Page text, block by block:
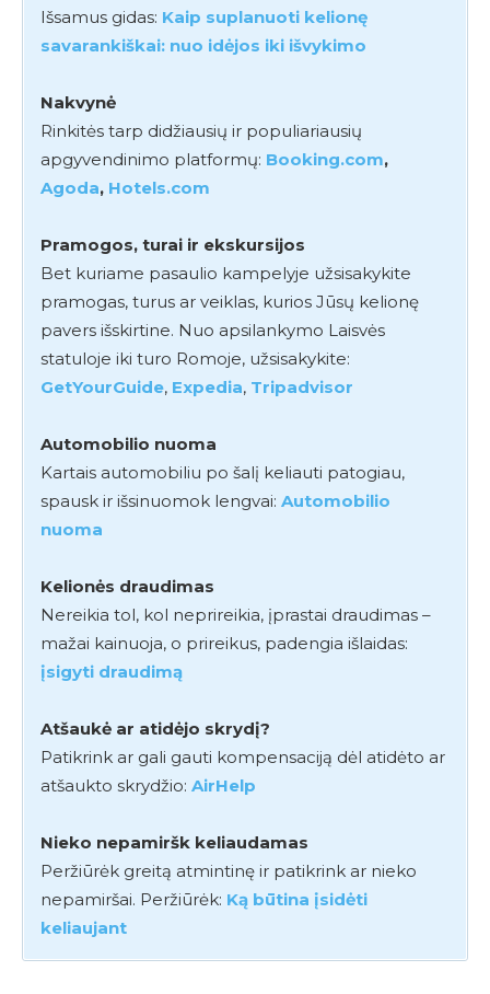
Išsamus gidas: Kaip suplanuoti kelionę
savarankiškai: nuo idėjos iki išvykimo
Nakvynė
Rinkitės tarp didžiausių ir populiariausių
apgyvendinimo platformų: Booking.com,
Agoda, Hotels.com
Pramogos, turai ir ekskursijos
Bet kuriame pasaulio kampelyje užsisakykite
pramogas, turus ar veiklas, kurios Jūsų kelionę
pavers išskirtine. Nuo apsilankymo Laisvės
statuloje iki turo Romoje, užsisakykite:
GetYourGuide, Expedia, Tripadvisor
Automobilio nuoma
Kartais automobiliu po šalį keliauti patogiau,
spausk ir išsinuomok lengvai: Automobilio
nuoma
Kelionės draudimas
Nereikia tol, kol neprireikia, įprastai draudimas –
mažai kainuoja, o prireikus, padengia išlaidas:
įsigyti draudimą
Atšaukė ar atidėjo skrydį?
Patikrink ar gali gauti kompensaciją dėl atidėto ar
atšaukto skrydžio: AirHelp
Nieko nepamiršk keliaudamas
Peržiūrėk greitą atmintinę ir patikrink ar nieko
nepamiršai. Peržiūrėk: Ką būtina įsidėti
keliaujant